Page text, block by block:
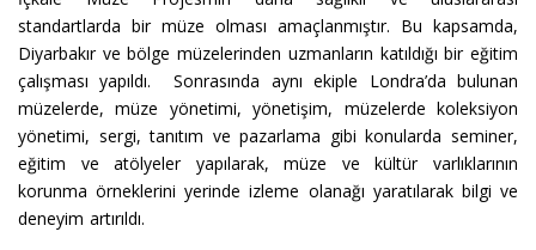
standartlarda bir müze olması amaçlanmıştır. Bu kapsamda,
Diyarbakır ve bölge müzelerinden uzmanların katıldığı bir eğitim
çalışması yapıldı. Sonrasında aynı ekiple Londra’da bulunan
müzelerde, müze yönetimi, yönetişim, müzelerde koleksiyon
yönetimi, sergi, tanıtım ve pazarlama gibi konularda seminer,
eğitim ve atölyeler yapılarak, müze ve kültür varlıklarının
korunma örneklerini yerinde izleme olanağı yaratılarak bilgi ve
deneyim artırıldı.